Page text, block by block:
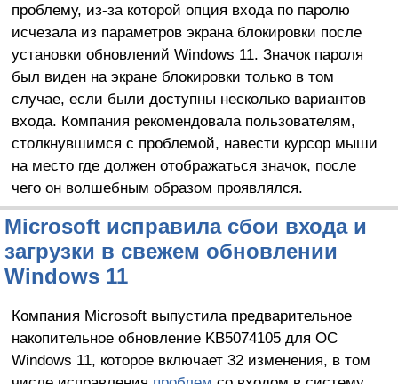
проблему, из-за которой опция входа по паролю
исчезала из параметров экрана блокировки после
установки обновлений Windows 11. Значок пароля
был виден на экране блокировки только в том
случае, если были доступны несколько вариантов
входа. Компания рекомендовала пользователям,
столкнувшимся с проблемой, навести курсор мыши
на место где должен отображаться значок, после
чего он волшебным образом проявлялся.
Microsoft исправила сбои входа и
загрузки в свежем обновлении
Windows 11
Компания Microsoft выпустила предварительное
накопительное обновление KB5074105 для ОС
Windows 11, которое включает 32 изменения, в том